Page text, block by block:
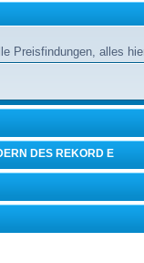
Preisfindungen, alles
DES REKORD E